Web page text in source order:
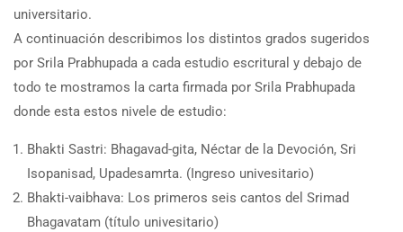
universitario.
A continuación describimos los distintos grados sugeridos
por Srila Prabhupada a cada estudio escritural y debajo de
todo te mostramos la carta firmada por Srila Prabhupada
donde esta estos nivele de estudio:
Bhakti Sastri: Bhagavad-gita, Néctar de la Devoción, Sri
Isopanisad, Upadesamrta. (Ingreso univesitario)
Bhakti-vaibhava: Los primeros seis cantos del Srimad
Bhagavatam (título univesitario)